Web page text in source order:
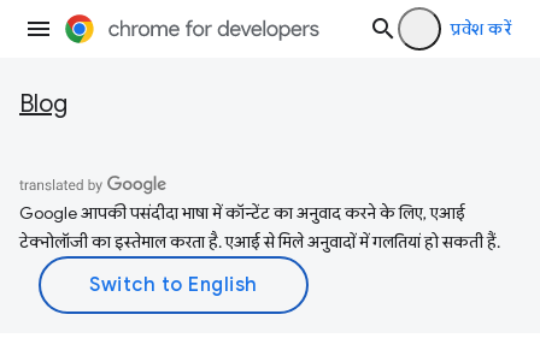
प्रवेश करें
Blog
Google आपकी पसंदीदा भाषा में कॉन्टेंट का अनुवाद करने के लिए, एआई
टेक्नोलॉजी का इस्तेमाल करता है. एआई से मिले अनुवादों में गलतियां हो सकती हैं.